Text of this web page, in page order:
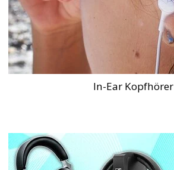
In-Ear Kopfhörer